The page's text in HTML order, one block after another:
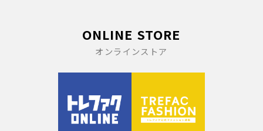
ONLINE STORE
オンラインストア